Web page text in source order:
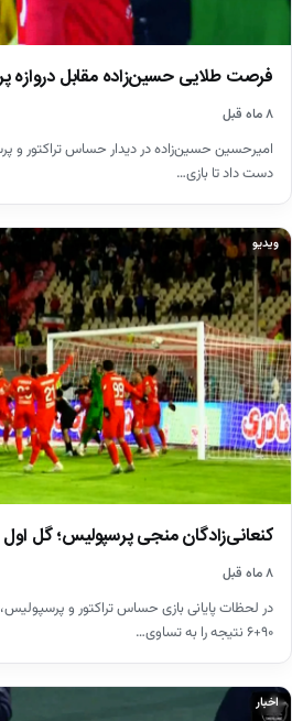
فرصت طلایی حسین‌زاده مقابل دروازه
۸ ماه قبل
امیرحسین حسین‌زاده در دیدار حساس تراکتور و
دست داد تا بازی…
ویدیو
کنعانی‌زادگان منجی پرسپولیس؛ گل اول
۸ ماه قبل
در لحظات پایانی بازی حساس تراکتور و پرسپولیس،
۹۰+۶ نتیجه را به تساوی…
اخبار